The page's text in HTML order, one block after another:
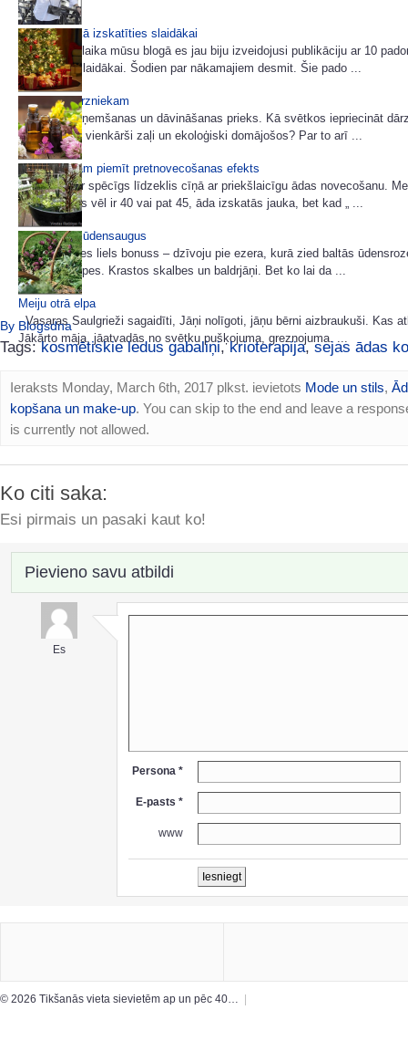
10 padomi kā izskatīties slaidākai
Pirms kāda laika mūsu blogā es jau biju izveidojusi publikāciju ar 10
izskatīties slaidākai. Šodien par nākamajiem desmit. Šie pado ...
Dāvanas dārzniekam
Dāvanu saņemšanas un dāvināšanas prieks. Kā svētkos iepriecināt
puķumīli vai vienkārši zaļi un ekoloģiski domājošos? Par to arī ...
3 eļļas, kurām piemīt pretnovecošanas efekts
Šīs 3 eļļas ir spēcīgs līdzeklis cīņā ar priekšlaicīgu ādas novecošanu.
kamēr mums vēl ir 40 vai pat 45, āda izskatās jauka, bet kad „ ...
Ieziemosim ūdensaugus
Man gadījies liels bonuss – dzīvoju pie ezera, kurā zied baltās
dzeltenās lēpes. Krastos skalbes un baldrjāņi. Bet ko lai da ...
Meiju otrā elpa
Vasaras Saulgrieži sagaidīti, Jāņi nolīgoti, jāņu bērni aizbraukuši. Kas
Jākārto māja, jāatvadās no svētku pušķojuma, greznojuma. ...
By Blogsdna
Tags:kosmētiskie ledus gabaliņi,krioterapija,sejas ādas
Ieraksts Monday, March 6th, 2017 plkst. ievietots Mode un stils,
kopšana un make-up. You can skip to the end and leave a
is currently not allowed.
Ko citi saka:
Esi pirmais un pasaki kaut ko!
Pievieno savu atbildi
Es
Persona *
E-pasts *
www
© 2026 Tikšanās vieta sievietēm ap un pēc 40…